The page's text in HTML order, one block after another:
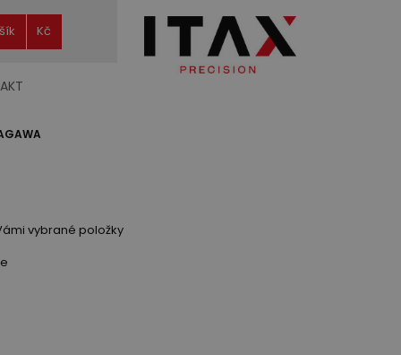
Kč
vybrané položky